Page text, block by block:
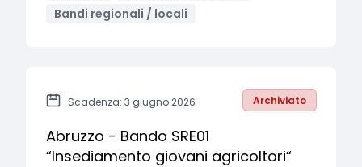
Bandi regionali / locali
Scadenza: 3 giugno 2026 Archiviato
Abruzzo - Bando SRE01
“Insediamento giovani agricoltori“